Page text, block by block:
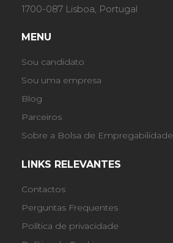
1700-087 Lisboa, Portugal
MENU
Sou candidato
Sou uma empresa
Blog
Parceiros
Sobre a Bolsa de Empregabilidade
LINKS RELEVANTES
Contactos
Perguntas Frequentes
Política de privacidade